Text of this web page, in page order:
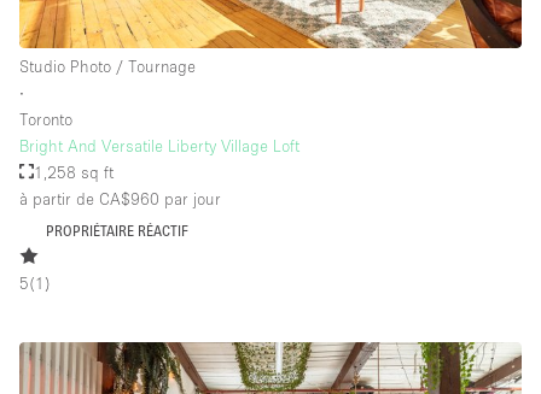
Étage/accès
Sous-sol
Rez-de-chaussée sur rue
Centre commercial
Rooftop
Studio Photo / Tournage
∙
Toronto
Bright And Versatile Liberty Village Loft
1,258 sq ft
à partir de CA$960 par jour
PROPRIÉTAIRE RÉACTIF
5(1 )